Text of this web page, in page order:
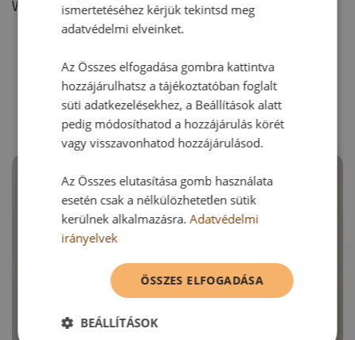
Vélemény írásához, kérjük,jelentkezz be!
RECEPTAJÁNLÓ
ismertetéséhez kérjük tekintsd meg
adatvédelmi elveinket.
Az Összes elfogadása gombra kattintva
hozzájárulhatsz a tájékoztatóban foglalt
süti adatkezelésekhez, a Beállítások alatt
pedig módosíthatod a hozzájárulás körét
vagy visszavonhatod hozzájárulásod.
Az Összes elutasítása gomb használata
esetén csak a nélkülözhetetlen sütik
kerülnek alkalmazásra.Adatvédelmi
irányelvek
ÖSSZES ELFOGADÁSA
BEÁLLÍTÁSOK